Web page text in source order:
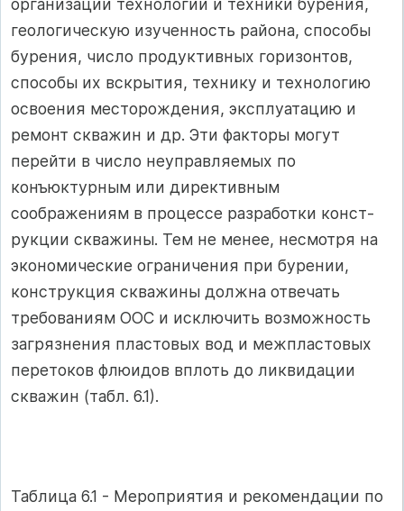
организации технологии и техники бурения,
геологическую изученность района, способы
бурения, число продуктивных горизонтов,
способы их вскрытия, технику и технологию
освоения месторождения, эксплуатацию и
ремонт скважин и др. Эти факторы могут
перейти в число неуправляемых по
конъюктурным или директивным
соображениям в процессе разработки конст­
рукции скважины. Тем не менее, несмотря на
экономические ограничения при бурении,
конструкция скважины должна отвечать
требованиям ООС и исклю­чить возможность
загрязнения пластовых вод и межпластовых
перетоков флю­идов вплоть до ликвидации
скважин (табл. 6.1).
Таблица 6.1 - Мероприятия и рекомендации по